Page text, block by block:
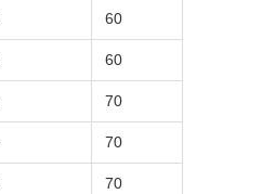
60
60
70
70
70